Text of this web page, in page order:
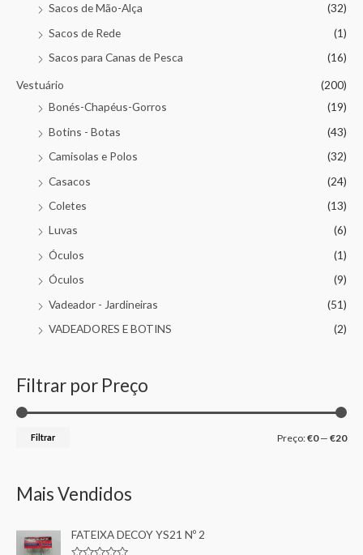
Sacos de Mão-Alça
(32)
Sacos de Rede
(1)
Sacos para Canas de Pesca
(16)
Vestuário
(200)
Bonés-Chapéus-Gorros
(19)
Botins - Botas
(43)
Camisolas e Polos
(32)
Casacos
(24)
Coletes
(13)
Luvas
(6)
Óculos
(1)
Óculos
(9)
Vadeador - Jardineiras
(51)
VADEADORES E BOTINS
(2)
Filtrar por Preço
Filtrar Preço:€0— €20
Mais Vendidos
FATEIXA DECOY YS21 Nº 2